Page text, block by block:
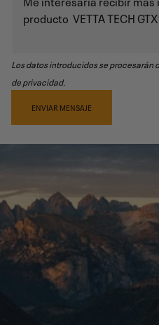
Los datos introducidos se
de privacidad.
ENVIAR MENSAJE